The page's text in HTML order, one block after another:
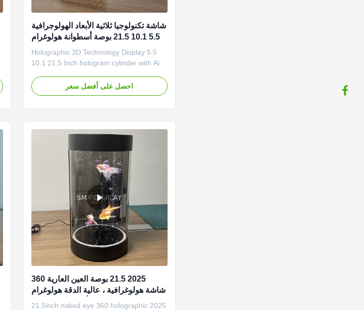
شاشة تكنولوجيا ثلاثية الأبعاد الهولوجرافية
5.5 10.1 21.5 بوصة أسطوانة هولوغرام
مع Ai التفاعلية
Holographic 3D Technology Display 5.5
10.1 21.5 Inch hologram cylinder with Ai
——Holo Tube is a cutting-edge
innovation, captivating audiences with its
احصل على أفضل سعر
2025 21.5 بوصة العين العارية 360
شاشة هولوغرافية ، عالية الدقة هولوغرام
أسطوانة المعدات
2025 21.5inch naked eye 360 holographic